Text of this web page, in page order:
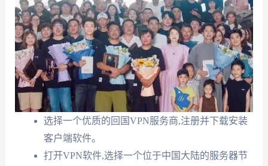
选择一个优质的回国VPN服务商,注册并下载安装
客户端软件。
打开VPN软件,选择一个位于中国大陆的服务器节